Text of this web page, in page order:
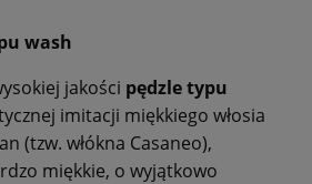
wash
jakości pędzle typu
imitacji miękkiego włosia
(tzw. włókna Casaneo),
miękkie, o wyjątkowo